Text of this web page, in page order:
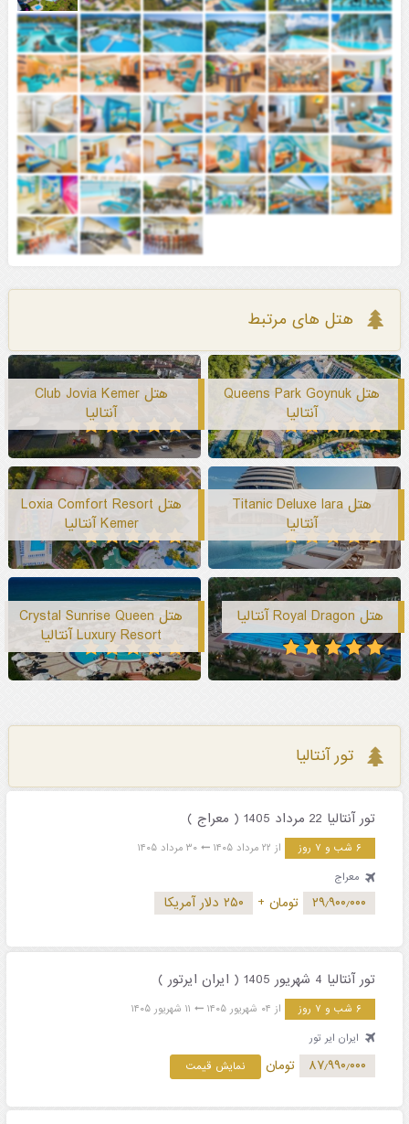
هتل های مرتبط
هتل Queens Park Goynuk
آنتالیا
هتل Club Jovia Kemer
آنتالیا
هتل Titanic Deluxe lara
آنتالیا
هتل Loxia Comfort Resort
Kemer آنتالیا
هتل Royal Dragon آنتالیا
هتل Crystal Sunrise Queen
Luxury Resort آنتالیا
تور آنتالیا
تور آنتالیا 22 مرداد 1405 ( معراج )
۶ شب و ۷ روز از ۲۲ مرداد ۱۴۰۵
۳۰ مرداد ۱۴۰۵
معراج
۲۹٫۹۰۰٫۰۰۰ تومان + ۲۵۰ دلار آمریکا
تور آنتالیا 4 شهریور 1405 ( ایران ایرتور )
۶ شب و ۷ روز از ۰۴ شهریور ۱۴۰۵
۱۱ شهریور ۱۴۰۵
ایران ایر تور
۸۷٫۹۹۰٫۰۰۰ تومان نمایش قیمت